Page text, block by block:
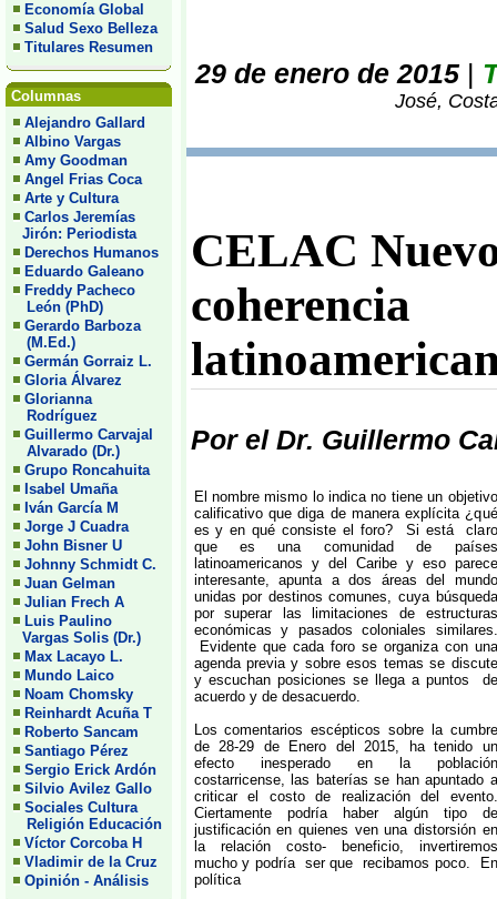
Economía Global
Salud Sexo Belleza
Titulares Resumen
Columnas
Alejandro Gallard
Albino Vargas
Amy Goodman
Angel Frias Coca
Arte y Cultura
Carlos Jeremías
Jirón: Periodista
Derechos Humanos
Eduardo Galeano
Freddy Pacheco
León (PhD)
Gerardo Barboza
(M.Ed.)
Germán Gorraiz L.
Gloria Álvarez
Glorianna
Rodríguez
Guillermo Carvajal
Alvarado (Dr.)
Grupo Roncahuita
Isabel Umaña
Iván García M
Jorge J Cuadra
John Bisner U
Johnny Schmidt C.
Juan Gelman
Julian Frech A
Luis Paulino
Vargas Solis (Dr.)
Max Lacayo L.
Mundo Laico
Noam Chomsky
Reinhardt Acuña T
Roberto Sancam
Santiago Pérez
Sergio Erick Ardón
Silvio Avilez Gallo
Sociales Cultura
Religión Educación
Víctor Corcoba H
Vladimir de la Cruz
Opinión - Análisis
29 de enero de 2015|
José,
CELAC
Por el Dr. Guillermo
El nombre mismo lo indica no tiene un objetivo
calificativo que diga de manera explícita ¿qué
es y en qué consiste el foro? Si está claro
que es una comunidad de países
latinoamericanos y del Caribe y eso parece
interesante, apunta a dos áreas del mundo
unidas por destinos comunes, cuya búsqueda
por superar las limitaciones de estructuras
económicas y pasados coloniales similares.
Evidente que cada foro se organiza con una
agenda previa y sobre esos temas se discute
y escuchan posiciones se llega a puntos de
acuerdo y de desacuerdo.
Los comentarios escépticos sobre la cumbre
de 28-29 de Enero del 2015, ha tenido un
efecto inesperado en la población
costarricense, las baterías se han apuntado a
criticar el costo de realización del evento.
Ciertamente podría haber algún tipo de
justificación en quienes ven una distorsión en
la relación costo- beneficio, invertiremos
mucho y podría ser que recibamos poco. En
política